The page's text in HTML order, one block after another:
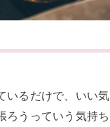
いるだけで、いい気
ろうっていう気持ち